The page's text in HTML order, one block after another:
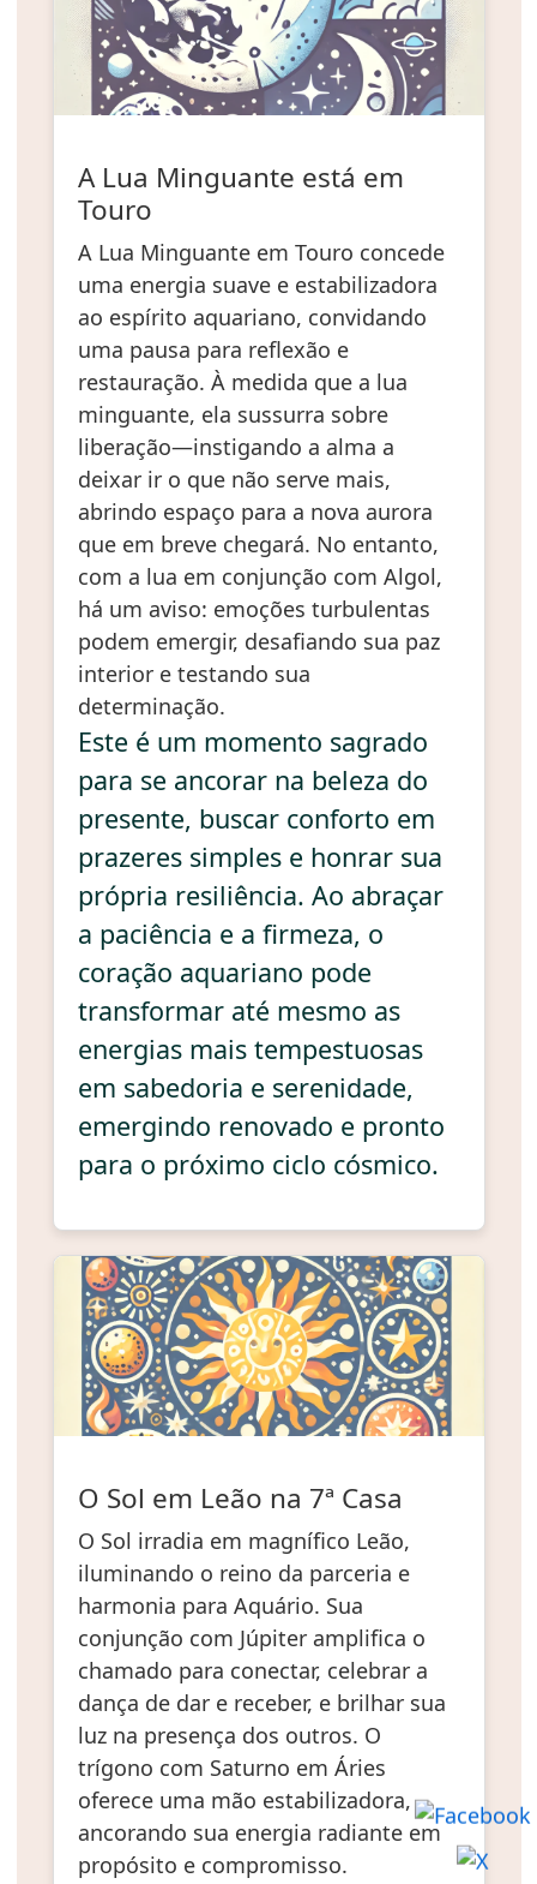
A Lua Minguante está em
Touro
A Lua Minguante em Touro concede
uma energia suave e estabilizadora
ao espírito aquariano, convidando
uma pausa para reflexão e
restauração. À medida que a lua
minguante, ela sussurra sobre
liberação—instigando a alma a
deixar ir o que não serve mais,
abrindo espaço para a nova aurora
que em breve chegará. No entanto,
com a lua em conjunção com Algol,
há um aviso: emoções turbulentas
podem emergir, desafiando sua paz
interior e testando sua
determinação.
Este é um momento sagrado
para se ancorar na beleza do
presente, buscar conforto em
prazeres simples e honrar sua
própria resiliência. Ao abraçar
a paciência e a firmeza, o
coração aquariano pode
transformar até mesmo as
energias mais tempestuosas
em sabedoria e serenidade,
emergindo renovado e pronto
para o próximo ciclo cósmico.
O Sol em Leão na 7ª Casa
O Sol irradia em magnífico Leão,
iluminando o reino da parceria e
harmonia para Aquário. Sua
conjunção com Júpiter amplifica o
chamado para conectar, celebrar a
dança de dar e receber, e brilhar sua
luz na presença dos outros. O
trígono com Saturno em Áries
oferece uma mão estabilizadora,
ancorando sua energia radiante em
propósito e compromisso.